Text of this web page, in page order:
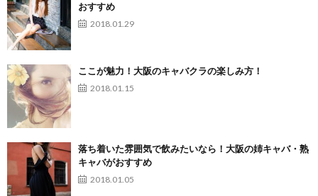
おすすめ
2018.01.29
ここが魅力！大阪のキャバクラの楽しみ方！
2018.01.15
落ち着いた雰囲気で飲みたいなら！大阪の姉キャバ・熟
キャバがおすすめ
2018.01.05